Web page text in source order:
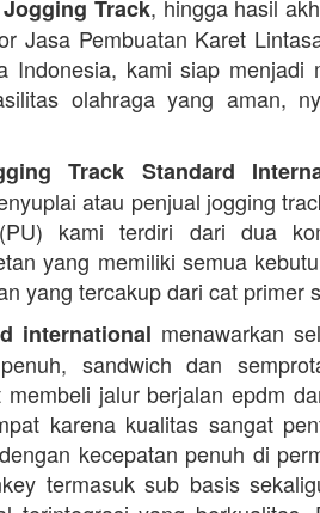
Track, hingga hasil
Jasa Pembuatan Karet
Indonesia, kami siap menjadi
olahraga yang aman,
Track Standard
atau penjual jogging
kami terdiri dari dua
yang memiliki semua
yang tercakup dari cat primer
international menawarkan
sandwich dan
jalur berjalan epdm
karena kualitas sangat
kecepatan penuh di
termasuk sub basis